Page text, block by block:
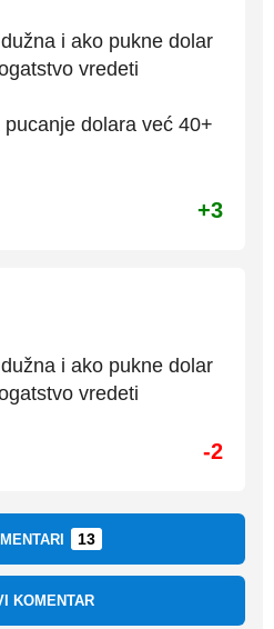
i ako pukne dolar
vredeti
dolara već 40+
+3
i ako pukne dolar
vredeti
-2
13
KOMENTAR